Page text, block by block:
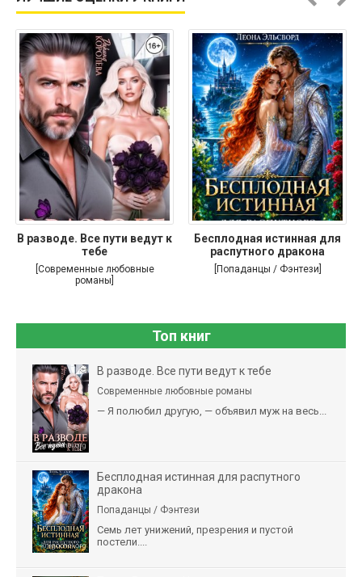
В разводе. Все пути ведут к
тебе
[Современные любовные
романы]
Бесплодная истинная для
распутного дракона
[Попаданцы / Фэнтези]
Топ книг
В разводе. Все пути ведут к тебе
Современные любовные романы
— Я полюбил другую, — объявил муж на весь...
Бесплодная истинная для распутного
дракона
Попаданцы / Фэнтези
Семь лет унижений, презрения и пустой
постели....